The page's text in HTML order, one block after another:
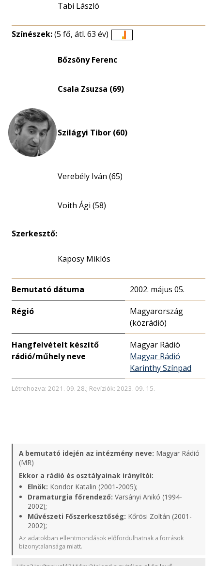
Tabi László
Színészek:(5 fő, átl. 63 év)
Bőzsöny Ferenc
Csala Zsuzsa (69)
Szilágyi Tibor (60)
Verebély Iván (65)
Voith Ági (58)
Szerkesztő:
Kaposy Miklós
Bemutató dátuma 2002. május 05.
Régió
Magyarország
(közrádió)
Hangfelvételt készítő
rádió/műhely neve
Magyar Rádió
Magyar Rádió
Karinthy Színpad
Létrehozva: 2021. 09. 28.; Revíziók: 2023. 09. 15.
A bemutató idején az intézmény neve: Magyar Rádió
(MR)
Ekkor a rádió és osztályainak irányítói:
Elnök: Kondor Katalin (2001-2005);
Dramaturgia főrendező: Varsányi Anikó (1994-
2002);
Művészeti Főszerkesztőség: Kőrösi Zoltán (2001-
2002);
Az adatokban ellentmondások előfordulhatnak a források
bizonytalansága miatt.